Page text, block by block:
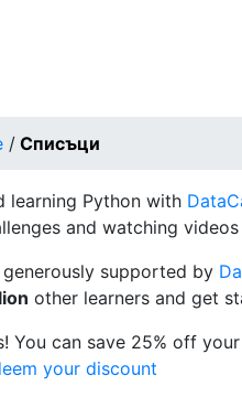
/ Списъци
learning Python with
and watching
supported by
other learners and get
You can save 25% off
your discount